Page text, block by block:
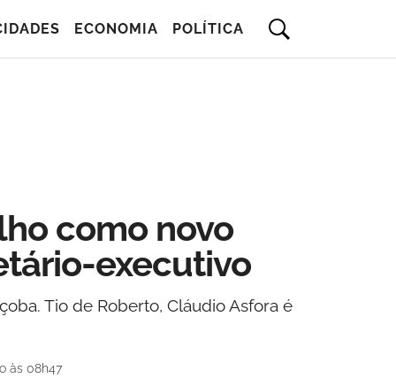
ECONOMIA POLÍTICA
como novo
executivo
Tio de Roberto, Cláudio Asfora é
às 08h47